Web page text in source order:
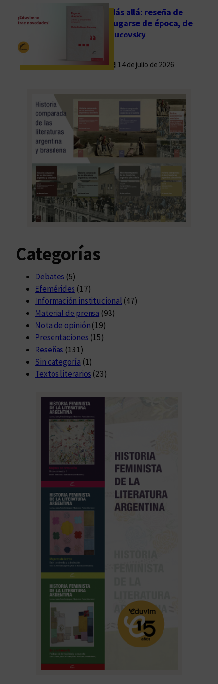
e
a
r
s
u
e
r
c
e
r
e
d
i
c
i
ó
n
Más allá: reseña de
Fugarse de época, de
Rucovsky
14 de julio de 2026
Categorías
Debates (5)
Efemérides (17)
Información institucional (47)
Material de prensa (98)
Nota de opinión (19)
Presentaciones (15)
Reseñas (131)
Sin categoría (1)
Textos literarios (23)